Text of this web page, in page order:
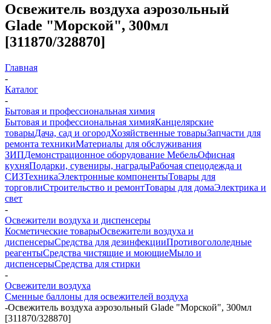
Освежитель воздуха аэрозольный
Glade "Морской", 300мл
[311870/328870]
Главная
-
Каталог
-
Бытовая и профессиональная химия
Бытовая и профессиональная химияКанцелярские
товарыДача, сад и огородХозяйственные товарыЗапчасти для
ремонта техникиМатериалы для обслуживания
ЗИПДемонстрационное оборудование МебельОфисная
кухняПодарки, сувениры, наградыРабочая спецодежда и
СИЗТехникаЭлектронные компонентыТовары для
торговлиСтроительство и ремонтТовары для домаЭлектрика и
свет
-
Освежители воздуха и диспенсеры
Косметические товарыОсвежители воздуха и
диспенсерыСредства для дезинфекцииПротивогололедные
реагентыСредства чистящие и моющиеМыло и
диспенсерыСредства для стирки
-
Освежители воздуха
Сменные баллоны для освежителей воздуха
-Освежитель воздуха аэрозольный Glade "Морской", 300мл
[311870/328870]